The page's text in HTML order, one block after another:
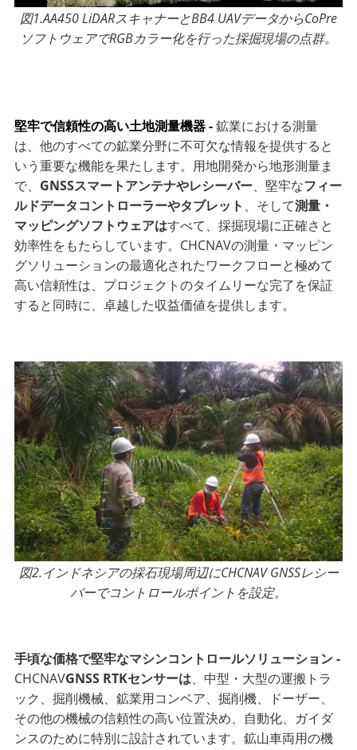
図1.AA450 LiDARスキャナーとBB4 UAVデータからCoPre
ソフトウェアでRGBカラー化を行った採掘現場の点群。
堅牢で信頼性の高い土地測量機器 -鉱業における測量
は、他のすべての鉱業分野に不可欠な情報を提供すると
いう重要な機能を果たします。用地開発から地形測量ま
で、 GNSSスマートアンテナやレシーバー、堅牢なフィー
ルドデータコントローラーやタブレット 、そして測量・
マッピングソフトウェアはすべて、採掘現場に正確さと
効率性をもたらしています。CHCNAVの測量・マッピン
グソリューションの最適化されたワークフローと極めて
高い信頼性は、プロジェクトのタイムリーな完了を保証
すると同時に、卓越した収益価値を提供します。
図2.インドネシアの採石現場周辺にCHCNAV GNSSレシー
バーでコントロールポイントを設定。
手頃な価格で堅牢なマシンコントロールソリューション -
CHCNAVGNSS RTKセンサーは、中型・大型の運搬トラ
ック、掘削機械、鉱業用コンベア、掘削機、ドーザー、
その他の機械の信頼性の高い位置決め、自動化、ガイダ
ンスのために特別に設計されています。鉱山車両用の機